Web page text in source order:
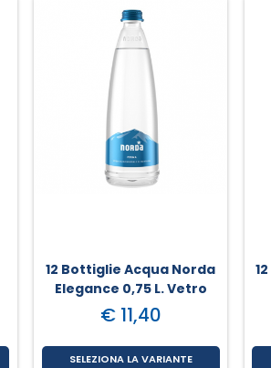
12 Bottiglie Acqua Norda
Elegance 0,75 L. Vetro
€ 11,40
SELEZIONA LA VARIANTE